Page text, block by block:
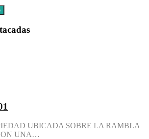
UBICADA SOBRE LA RAMBLA
UNA…